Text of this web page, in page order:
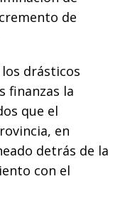
de
drásticos
finanzas la
que el
en
detrás de la
con el